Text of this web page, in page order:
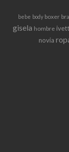
bebe body boxer
gisela hombre
novia